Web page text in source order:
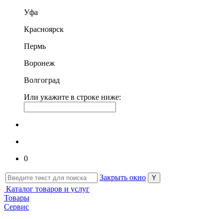
Уфа
Красноярск
Пермь
Воронеж
Волгоград
Или укажите в строке ниже:
0
Закрыть окно
Каталог товаров и услуг
Товары
Сервис